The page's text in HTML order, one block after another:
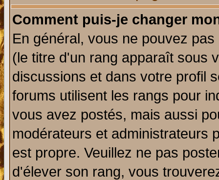
Comment puis-je changer
En général, vous ne pouvez
(le titre d'un rang apparaît sous
discussions et dans votre profil
forums utilisent les rangs pour
vous avez postés, mais aussi
modérateurs et administrateurs
est propre. Veuillez ne pas
d'élever son rang, vous